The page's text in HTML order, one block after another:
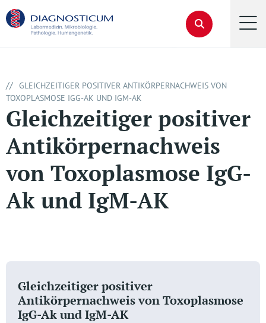
Gleichzeitiger positiver
Antikörpernachweis von Toxoplasmose
IgG-Ak und IgM-AK
// GLEICHZEITIGER POSITIVER ANTIKÖRPERNACHWEIS VON
TOXOPLASMOSE IGG-AK UND IGM-AK
Gleichzeitiger positiver
Antikörpernachweis
von Toxoplasmose IgG-
Ak und IgM-AK